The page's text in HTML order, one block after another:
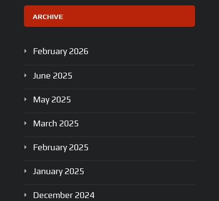
ARCHIVE
February 2026
June 2025
May 2025
March 2025
February 2025
January 2025
December 2024